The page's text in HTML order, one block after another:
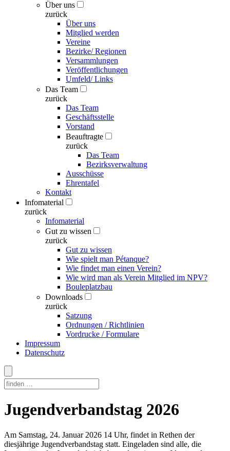
Über uns
zurück
Über uns
Mitglied werden
Vereine
Bezirke/ Regionen
Versammlungen
Veröffentlichungen
Umfeld/ Links
Das Team
zurück
Das Team
Geschäftsstelle
Vorstand
Beauftragte
zurück
Das Team
Bezirksverwaltung
Ausschüsse
Ehrentafel
Kontakt
Infomaterial
zurück
Infomaterial
Gut zu wissen
zurück
Gut zu wissen
Wie spielt man Pétanque?
Wie findet man einen Verein?
Wie wird man als Verein Mitglied im NPV?
Bouleplatzbau
Downloads
zurück
Satzung
Ordnungen / Richtlinien
Vordrucke / Formulare
Impressum
Datenschutz
Skip
to
Jugendverbandstag 2026
Am Samstag, 24. Januar 2026 14 Uhr, findet in Rethen der
diesjährige Jugendverbandstag statt. Eingeladen sind alle, die